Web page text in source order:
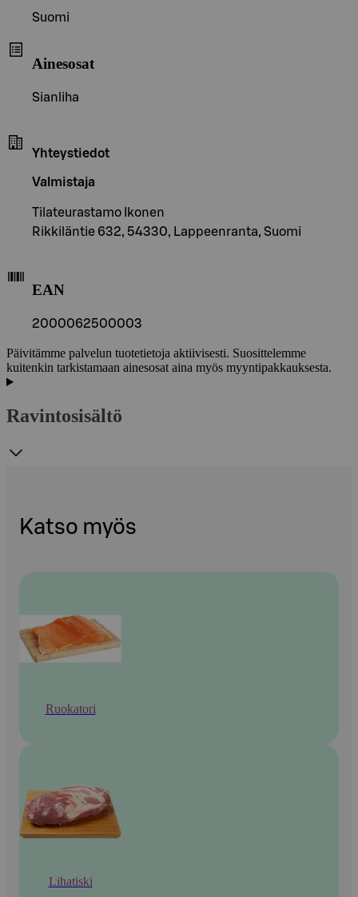
Suomi
Ainesosat
Sianliha
Yhteystiedot
Valmistaja
Tilateurastamo Ikonen
Rikkiläntie 632, 54330, Lappeenranta, Suomi
EAN
2000062500003
Päivitämme palvelun tuotetietoja aktiivisesti. Suosittelemme
kuitenkin tarkistamaan ainesosat aina myös myyntipakkauksesta.
Ravintosisältö
Katso myös
Ruokatori
Lihatiski